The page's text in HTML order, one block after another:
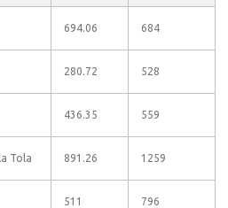
694.06 684
280.72 528
436.35 559
Tola 891.26 1259
511 796